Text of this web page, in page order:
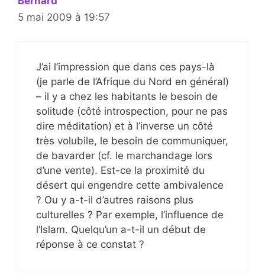
5 mai 2009 à 19:57
J’ai l’impression que dans ces pays-là
(je parle de l’Afrique du Nord en général)
– il y a chez les habitants le besoin de
solitude (côté introspection, pour ne pas
dire méditation) et à l’inverse un côté
très volubile, le besoin de communiquer,
de bavarder (cf. le marchandage lors
d’une vente). Est-ce la proximité du
désert qui engendre cette ambivalence
? Ou y a-t-il d’autres raisons plus
culturelles ? Par exemple, l’influence de
l’Islam. Quelqu’un a-t-il un début de
réponse à ce constat ?